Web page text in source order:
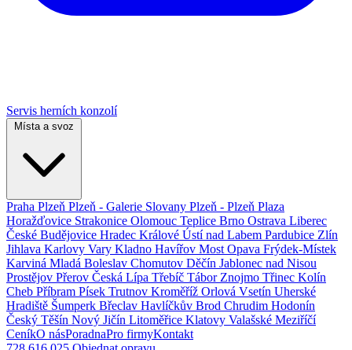
Servis herních konzolí
Místa a svoz
Praha Plzeň Plzeň - Galerie Slovany Plzeň - Plzeň Plaza
Horažďovice Strakonice Olomouc Teplice Brno Ostrava Liberec
České Budějovice Hradec Králové Ústí nad Labem Pardubice Zlín
Jihlava Karlovy Vary Kladno Havířov Most Opava Frýdek-Místek
Karviná Mladá Boleslav Chomutov Děčín Jablonec nad Nisou
Prostějov Přerov Česká Lípa Třebíč Tábor Znojmo Třinec Kolín
Cheb Příbram Písek Trutnov Kroměříž Orlová Vsetín Uherské
Hradiště Šumperk Břeclav Havlíčkův Brod Chrudim Hodonín
Český Těšín Nový Jičín Litoměřice Klatovy Valašské Meziříčí
CeníkO násPoradnaPro firmyKontakt